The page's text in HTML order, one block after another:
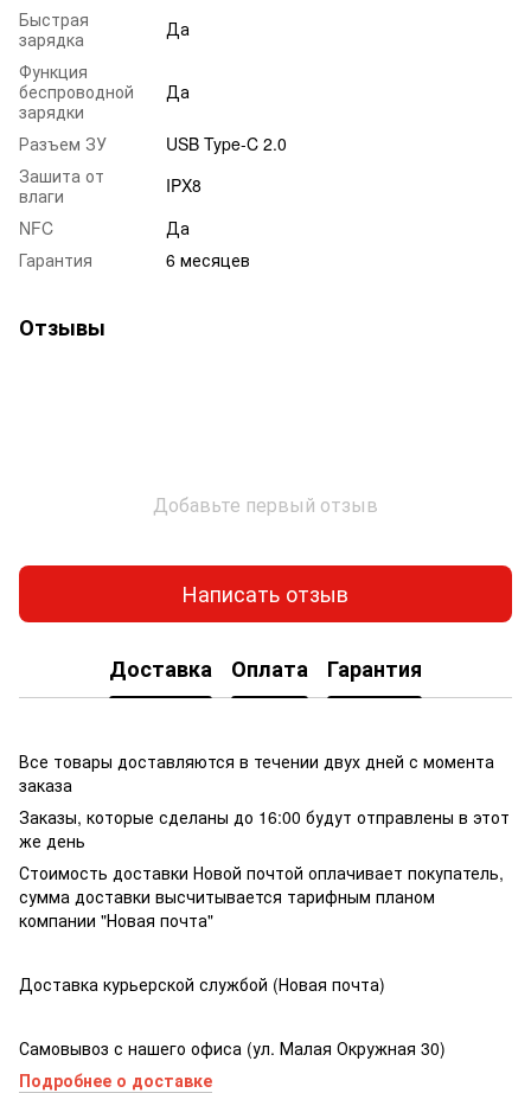
Быстрая
зарядка
Да
Функция
беспроводной
зарядки
Да
Разъем ЗУ
USB Type-C 2.0
Зашита от
влаги
IPX8
NFC
Да
Гарантия
6 месяцев
Отзывы
Добавьте первый отзыв
Написать отзыв
Доставка Оплата Гарантия
Все товары доставляются в течении двух дней с момента
заказа
Заказы, которые сделаны до 16:00 будут отправлены в этот
же день
Стоимость доставки Новой почтой оплачивает покупатель,
сумма доставки высчитывается тарифным планом
компании "Новая почта"
Доставка курьерской службой (Новая почта)
Самовывоз с нашего офиса (ул. Малая Окружная 30)
Подробнее о доставке